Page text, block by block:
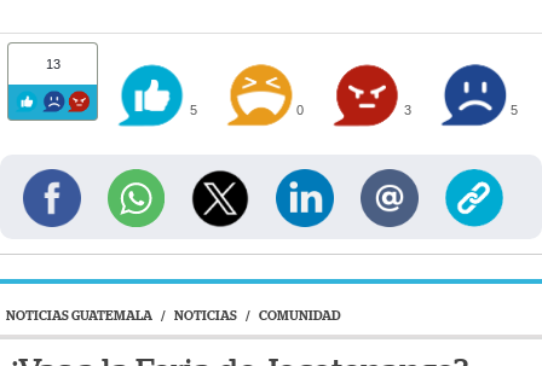
13
5 0 3 5
NOTICIAS GUATEMALA / NOTICIAS / COMUNIDAD